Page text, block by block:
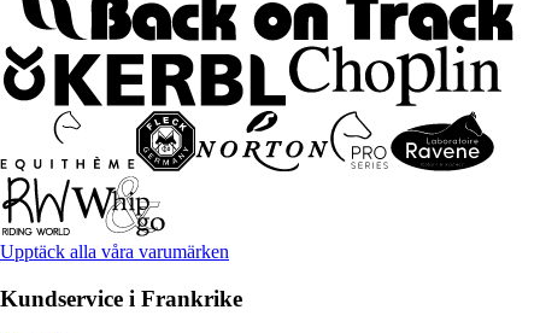
Upptäck alla våra varumärken
Kundservice i Frankrike